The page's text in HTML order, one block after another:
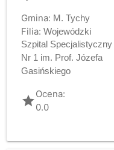
Gmina: M. Tychy
Filia: Wojewódzki
Szpital Specjalistyczny
Nr 1 im. Prof. Józefa
Gasińskiego
gradeOcena:
0.0